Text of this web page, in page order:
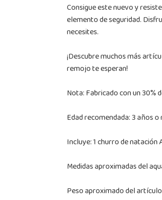
Consigue este nuevo y
elemento de seguridad.
necesites.
¡Descubre muchos más
remojo te esperan!
Nota: Fabricado con un 30%
Edad recomendada: 3 años o
Incluye: 1 churro de
Medidas aproximadas del
Peso aproximado del